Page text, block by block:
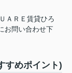
ＡＲＥ賃貸ひろ
お問い合わせ下
すめポイント)